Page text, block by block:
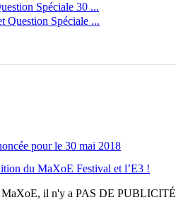
Spéciale 30 ...
Question Spéciale ...
pour le 30 mai 2018
du MaXoE Festival et l’E3 !
MaXoE, il n'y a PAS DE PUBLICITÉ